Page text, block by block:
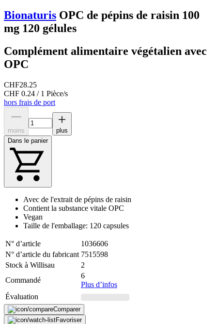
Bionaturis OPC de pépins de raisin 100
mg 120 gélules
Complément alimentaire végétalien avec
OPC
CHF28.25
CHF 0.24 / 1 Pièce/s
hors frais de port
moins
plus
Dans le panier
Avec de l'extrait de pépins de raisin
Contient la substance vitale OPC
Vegan
Taille de l'emballage: 120 capsules
N° d’article
1036606
N° d’article du fabricant 7515598
Stock à Willisau
2
Commandé
6
Plus d’infos
Évaluation
Comparer
Favoriser